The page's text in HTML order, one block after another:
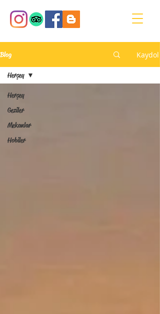
Blog Kaydol
Herşey
Geziler
Mekanlar
Hobiler
Herşey